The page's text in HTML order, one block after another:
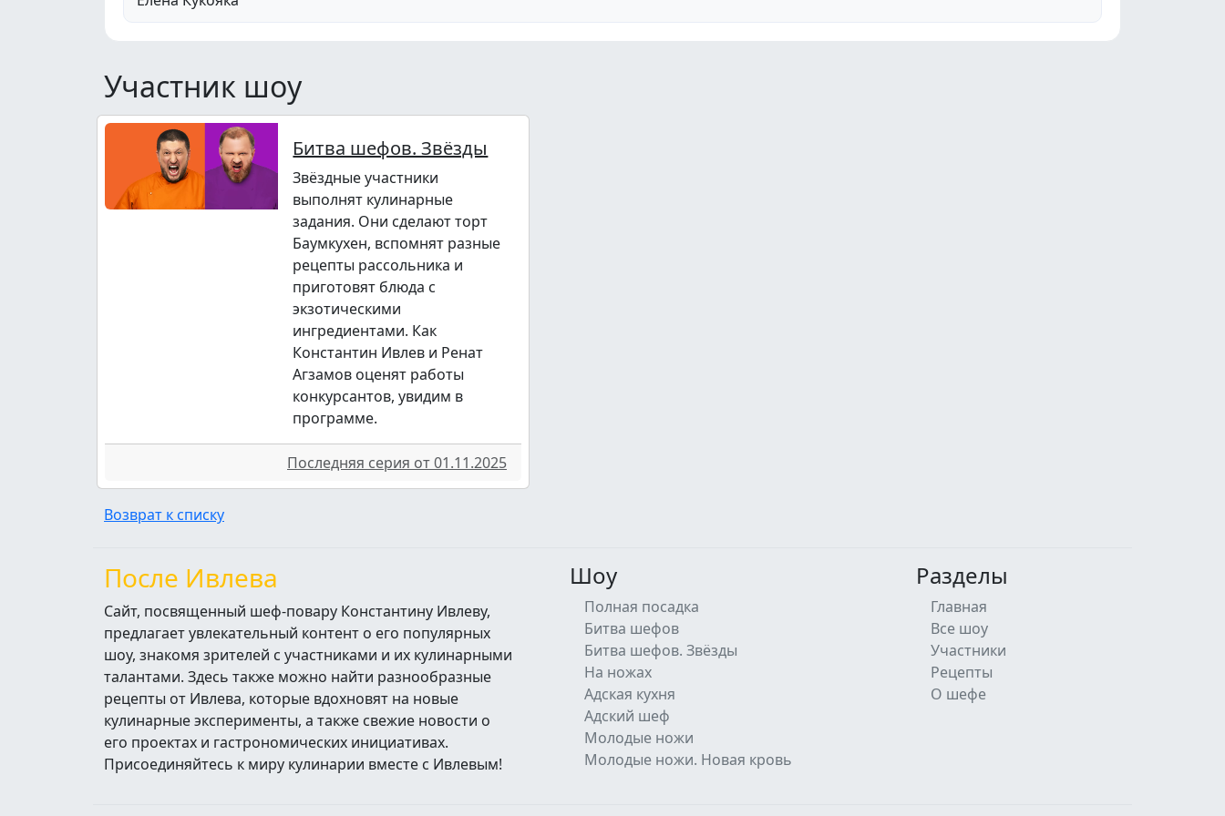
Участник шоу
Битва шефов. Звёзды
Звёздные участники
выполнят кулинарные
задания. Они сделают торт
Баумкухен, вспомнят разные
рецепты рассольника и
приготовят блюда с
экзотическими
ингредиентами. Как
Константин Ивлев и Ренат
Агзамов оценят работы
конкурсантов, увидим в
программе.
Последняя серия от 01.11.2025
Возврат к списку
После Ивлева
Сайт, посвященный шеф-повару Константину Ивлеву,
предлагает увлекательный контент о его популярных
шоу, знакомя зрителей с участниками и их кулинарными
талантами. Здесь также можно найти разнообразные
рецепты от Ивлева, которые вдохновят на новые
кулинарные эксперименты, а также свежие новости о
его проектах и гастрономических инициативах.
Присоединяйтесь к миру кулинарии вместе с Ивлевым!
Шоу
Полная посадка
Битва шефов
Битва шефов. Звёзды
На ножах
Адская кухня
Адский шеф
Молодые ножи
Молодые ножи. Новая кровь
Разделы
Главная
Все шоу
Участники
Рецепты
О шефе